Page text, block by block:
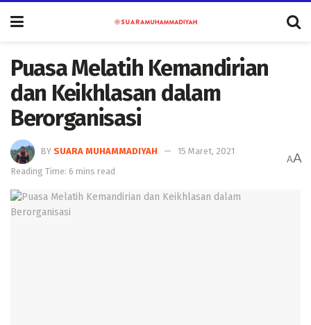
Puasa Melatih Kemandirian
dan Keikhlasan dalam
Berorganisasi
BY SUARA MUHAMMADIYAH
15 Maret, 2021
Reading Time: 6 mins read
AA